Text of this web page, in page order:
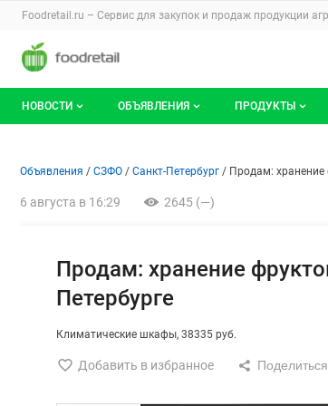
Раздел навигации по сайту
Foodretail.ru – Сервис для закупок и продаж продукции
Авторизация и меню пользователя
Навигация по разделам сайта
НОВОСТИ ОБЪЯВЛЕНИЯ ПРОДУКТЫ
Объявление: Продам:
Информация о объявлении
Навигация и управление
Объявления СЗФО Санкт-Петербург Продам: хранение
6 августа в 16:29 2645 (—)
Продам: хранение
Петербурге
Климатические шкафы 38335 руб.
Добавить в избранное